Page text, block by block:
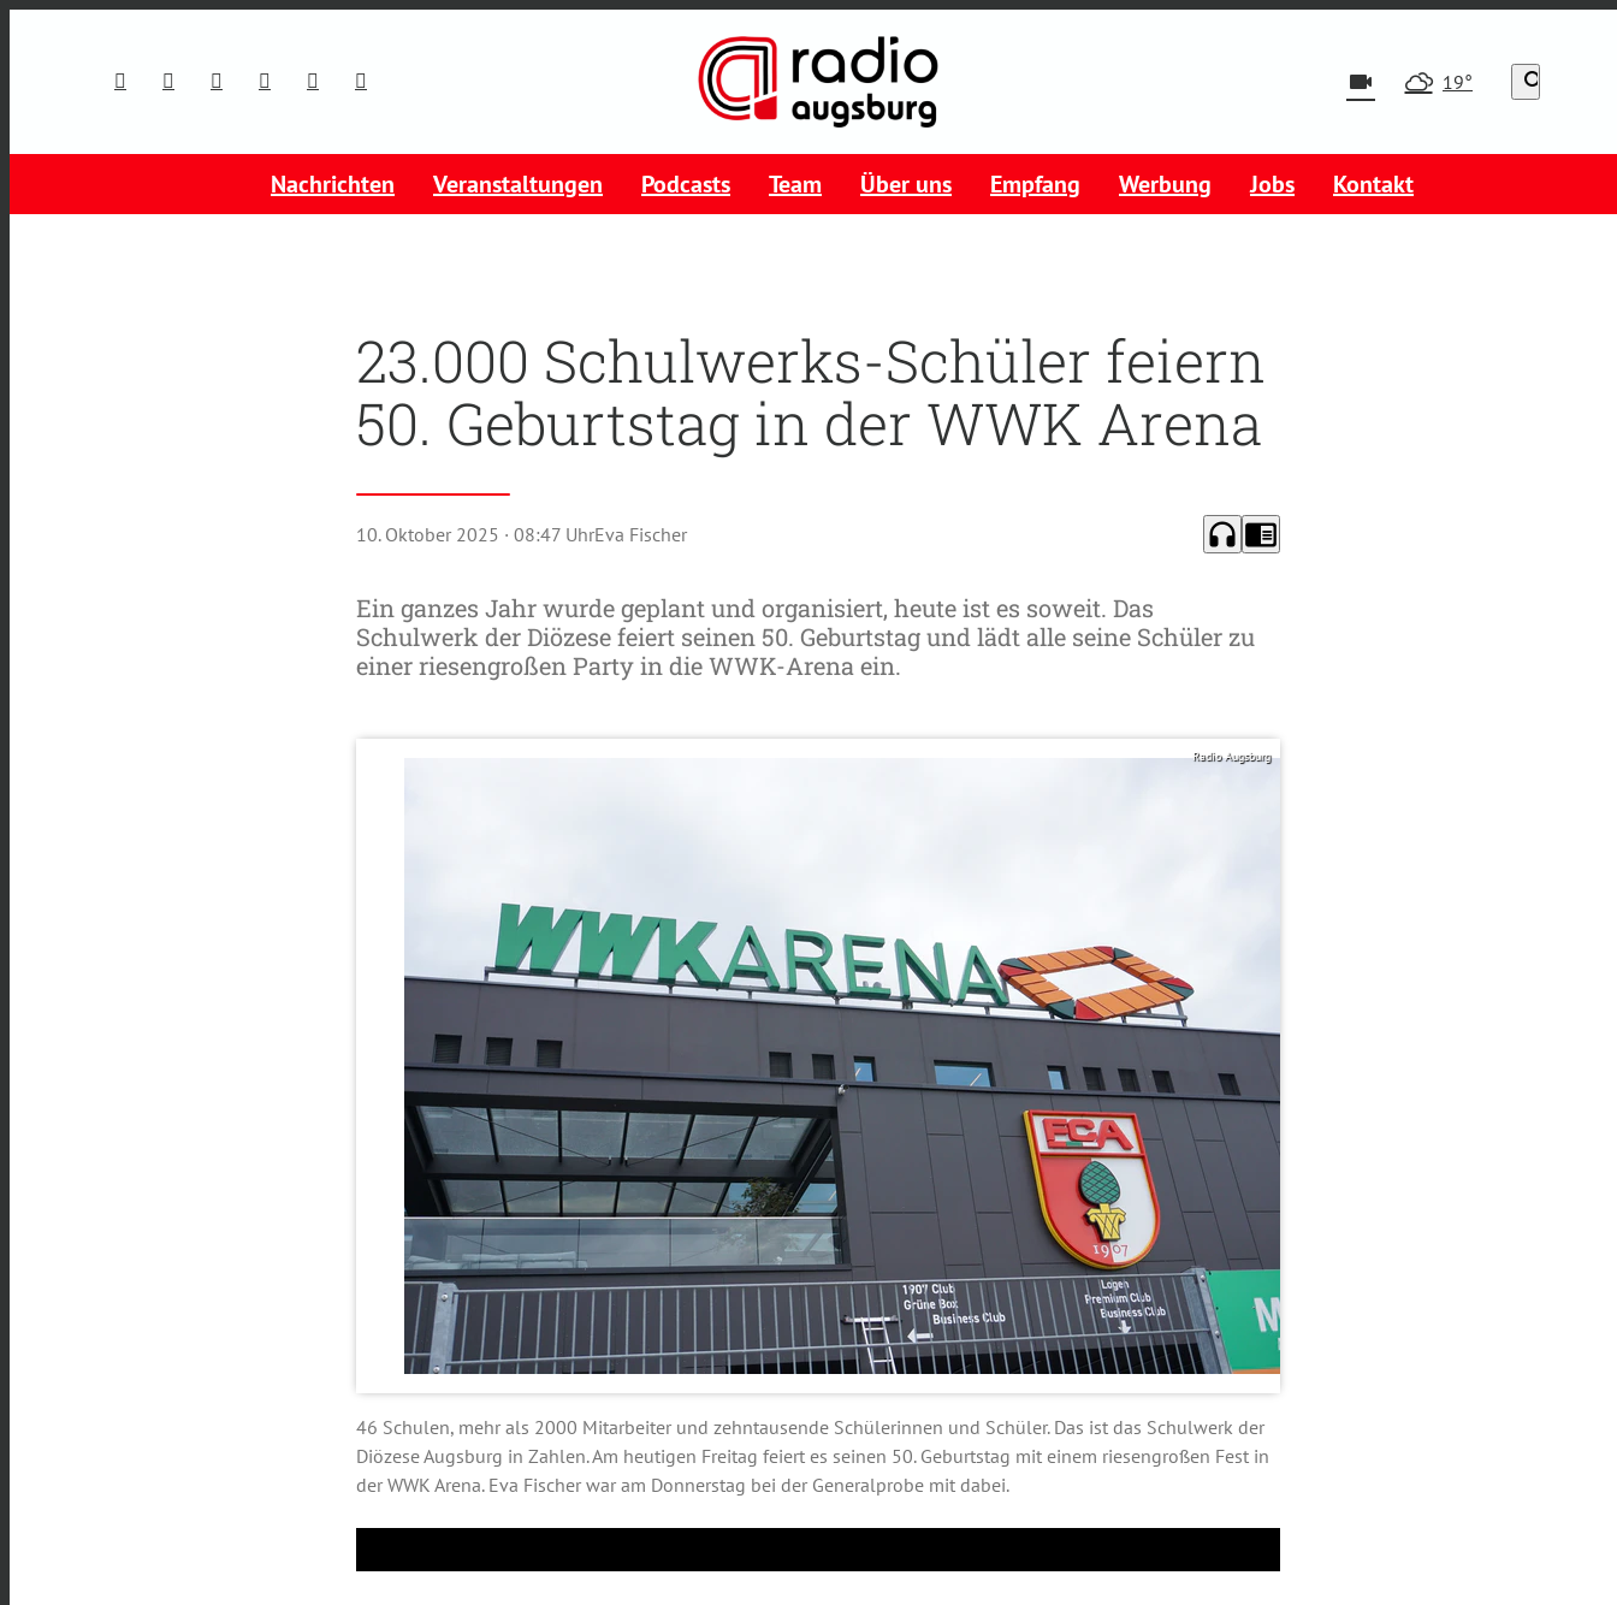
videocam 19° search
Nachrichten Veranstaltungen Podcasts Team Über uns Empfang Werbung Jobs Kontakt
23.000 Schulwerks-Schüler feiern
50. Geburtstag in der WWK Arena
10. Oktober 2025 · 08:47 UhrEva Fischer headphones chrome_reader_mode
Ein ganzes Jahr wurde geplant und organisiert, heute ist es soweit. Das
Schulwerk der Diözese feiert seinen 50. Geburtstag und lädt alle seine Schüler zu
einer riesengroßen Party in die WWK-Arena ein.
Radio Augsburg
46 Schulen, mehr als 2000 Mitarbeiter und zehntausende Schülerinnen und Schüler. Das ist das Schulwerk der
Diözese Augsburg in Zahlen. Am heutigen Freitag feiert es seinen 50. Geburtstag mit einem riesengroßen Fest in
der WWK Arena. Eva Fischer war am Donnerstag bei der Generalprobe mit dabei.